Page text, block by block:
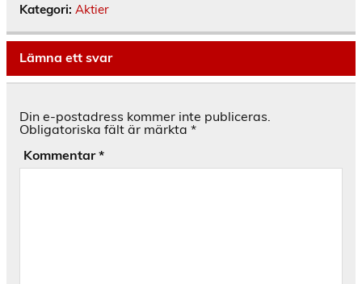
Kategori: Aktier
Lämna ett svar
Din e-postadress kommer inte publiceras.
Obligatoriska fält är märkta *
Kommentar*